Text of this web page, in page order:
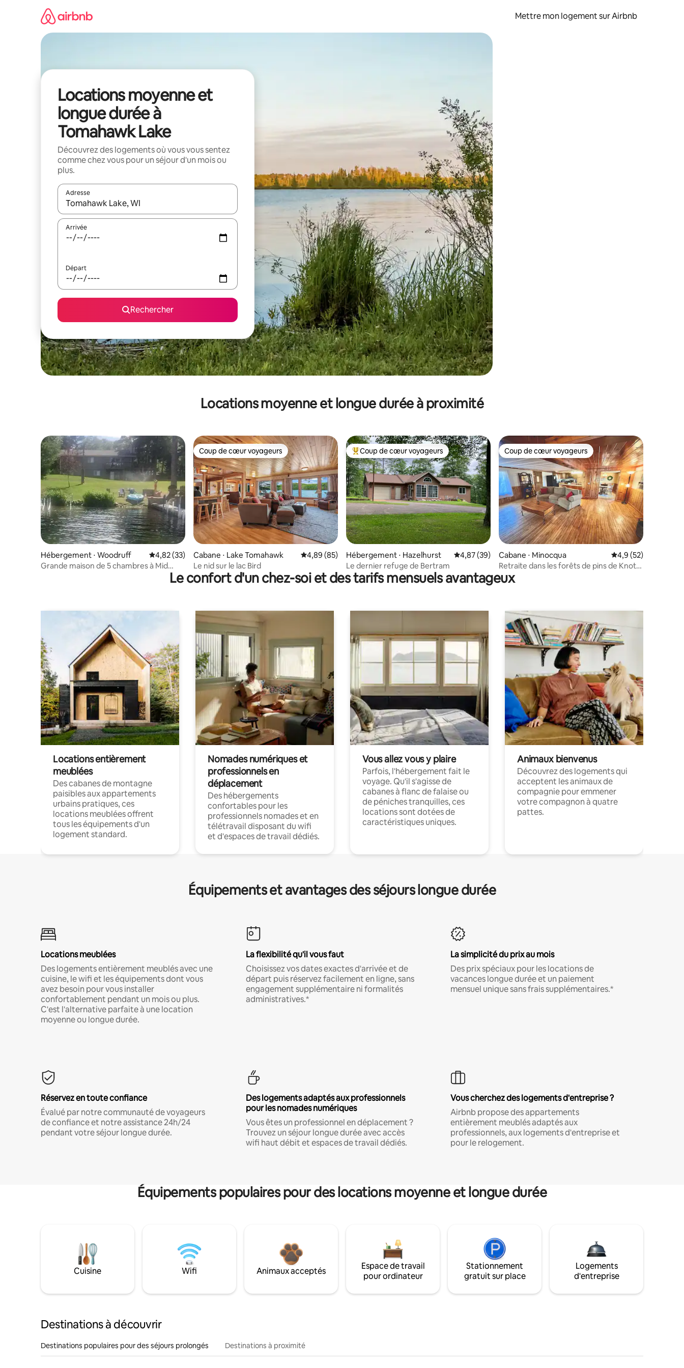
Mettre mon logement sur Airbnb
Locations moyenne et
longue durée à
Tomahawk Lake
Découvrez des logements où vous vous sentez
comme chez vous pour un séjour d'un mois ou
plus.
Adresse
Lorsque les résultats s'affichent, utilisez les flèches vers le haut et vers le bas pour les parcourir ou en appuyant et en faisant glisser.
Arrivée
Départ
Rechercher
Locations moyenne et longue durée à proximité
Hébergement ⋅ Woodruff Évaluation moyenne sur la base de 33 commentaires : 4,82 sur 5
4,82 (33)
Grande maison de 5 chambres à Mid
Coup de cœur voyageurs
Coup de cœur voyageurs
Cabane ⋅ Lake Tomahawk Évaluation moyenne sur la base de 85 commentaires : 4,89 sur 5
4,89 (85)
Le nid sur le lac Bird
Coups de cœur voyageurs les plus appréciés
Coup de cœur voyageurs
Hébergement ⋅ Hazelhurst Évaluation moyenne sur la base de 39 commentaires : 4,87 sur 5
4,87 (39)
Le dernier refuge de Bertram
Coup de cœur voyageurs
Coup de cœur voyageurs
Cabane ⋅ Minocqua Évaluation
4,9 (52)
Retraite dans les forêts de pins de Knotty
Pine
Le confort d'un chez-soi et des tarifs mensuels avantageux
Locations entièrement
meublées
Des cabanes de montagne
paisibles aux appartements
urbains pratiques, ces
locations meublées offrent
tous les équipements d'un
logement standard.
Nomades numériques et
professionnels en
déplacement
Des hébergements
confortables pour les
professionnels nomades et en
télétravail disposant du wifi
et d'espaces de travail dédiés.
Vous allez vous y plaire
Parfois, l'hébergement fait le
voyage. Qu'il s'agisse de
cabanes à flanc de falaise ou
de péniches tranquilles, ces
locations sont dotées de
caractéristiques uniques.
Animaux bienvenus
Découvrez des logements qui
acceptent les animaux de
compagnie pour emmener
votre compagnon à quatre
pattes.
Équipements et avantages des séjours longue durée
Locations meublées
Des logements entièrement meublés avec une
cuisine, le wifi et les équipements dont vous
avez besoin pour vous installer
confortablement pendant un mois ou plus.
C'est l'alternative parfaite à une location
moyenne ou longue durée.
La flexibilité qu'il vous faut
Choisissez vos dates exactes d'arrivée et de
départ puis réservez facilement en ligne, sans
engagement supplémentaire ni formalités
administratives.*
La simplicité du prix au mois
Des prix spéciaux pour les locations de
vacances longue durée et un paiement
mensuel unique sans frais supplémentaires.*
Réservez en toute confiance
Évalué par notre communauté de voyageurs
de confiance et notre assistance 24h/24
pendant votre séjour longue durée.
Des logements adaptés aux professionnels
pour les nomades numériques
Vous êtes un professionnel en déplacement ?
Trouvez un séjour longue durée avec accès
wifi haut débit et espaces de travail dédiés.
Vous cherchez des logements d'entreprise ?
Airbnb propose des appartements
entièrement meublés adaptés aux
professionnels, aux logements d'entreprise et
pour le relogement.
Équipements populaires pour des locations moyenne et longue durée
Cuisine Wifi Animaux acceptés
Espace de travail
pour ordinateur
Stationnement
gratuit sur place
Logements
d'entreprise
Destinations à découvrir
Destinations populaires pour des séjours prolongés Destinations à proximité